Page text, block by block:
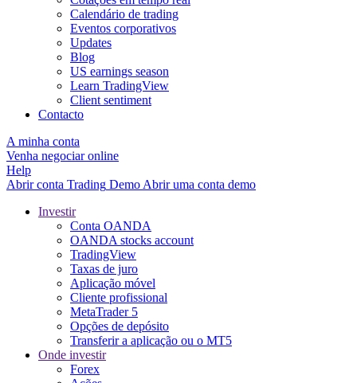
Calendário de trading
Eventos corporativos
Updates
Blog
US earnings season
Learn TradingView
Client sentiment
Contacto
A minha conta
Venha negociar online
Help
Abrir conta Trading Demo Abrir uma conta demo
Investir
Conta OANDA
OANDA stocks account
TradingView
Taxas de juro
Aplicação móvel
Cliente profissional
MetaTrader 5
Opções de depósito
Transferir a aplicação ou o MT5
Onde investir
Forex